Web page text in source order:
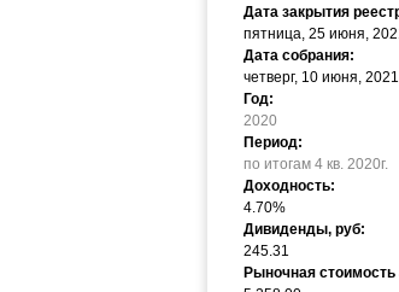
Дата закрытия
пятница, 25 июня,
Дата собрания:
четверг, 10 июня, 2021
Год:
2020
Период:
по итогам 4 кв. 2020г.
Доходность:
4.70%
Дивиденды, руб:
245.31
Рыночная стоимость